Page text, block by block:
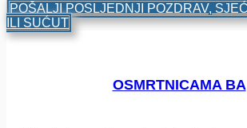
POŠALJI POSLJEDNJI POZDRAV,
ILI SUĆUT
OSMRTNICAMA BA